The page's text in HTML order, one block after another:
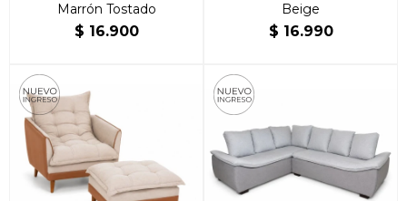
Marrón Tostado
$ 16.900
Beige
$ 16.990